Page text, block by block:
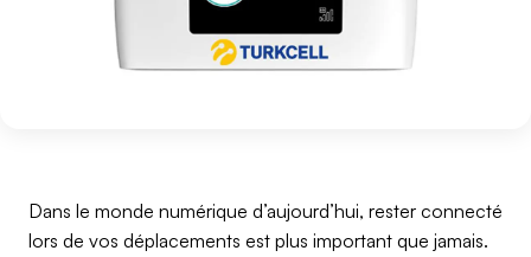
Dans le monde numérique d’aujourd’hui, rester connecté
lors de vos déplacements est plus important que jamais.